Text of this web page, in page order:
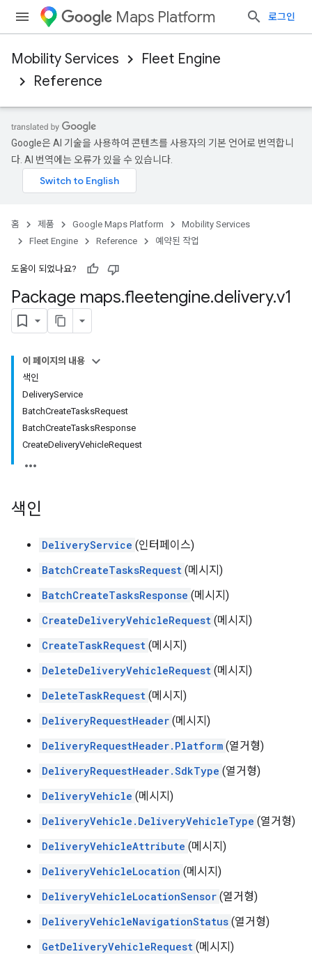
Maps Platform 로그인
Mobility Services
Fleet Engine
Reference
Google은 AI 기술을 사용하여 콘텐츠를 사용자의 기본 언어로 번역합니
다. AI 번역에는 오류가 있을 수 있습니다.
홈 제품 Google Maps Platform
Mobility Services
Fleet Engine
Reference 예약된 작업
도움이 되었나요?
Package maps.fleetengine.delivery.v1
이 페이지의 내용
색인
DeliveryService
BatchCreateTasksRequest
BatchCreateTasksResponse
CreateDeliveryVehicleRequest
색인
DeliveryService (인터페이스)
BatchCreateTasksRequest (메시지)
BatchCreateTasksResponse (메시지)
CreateDeliveryVehicleRequest (메시지)
CreateTaskRequest (메시지)
DeleteDeliveryVehicleRequest (메시지)
DeleteTaskRequest (메시지)
DeliveryRequestHeader (메시지)
DeliveryRequestHeader.Platform (열거형)
DeliveryRequestHeader.SdkType (열거형)
DeliveryVehicle (메시지)
DeliveryVehicle.DeliveryVehicleType (열거형)
DeliveryVehicleAttribute (메시지)
DeliveryVehicleLocation (메시지)
DeliveryVehicleLocationSensor (열거형)
DeliveryVehicleNavigationStatus (열거형)
GetDeliveryVehicleRequest (메시지)